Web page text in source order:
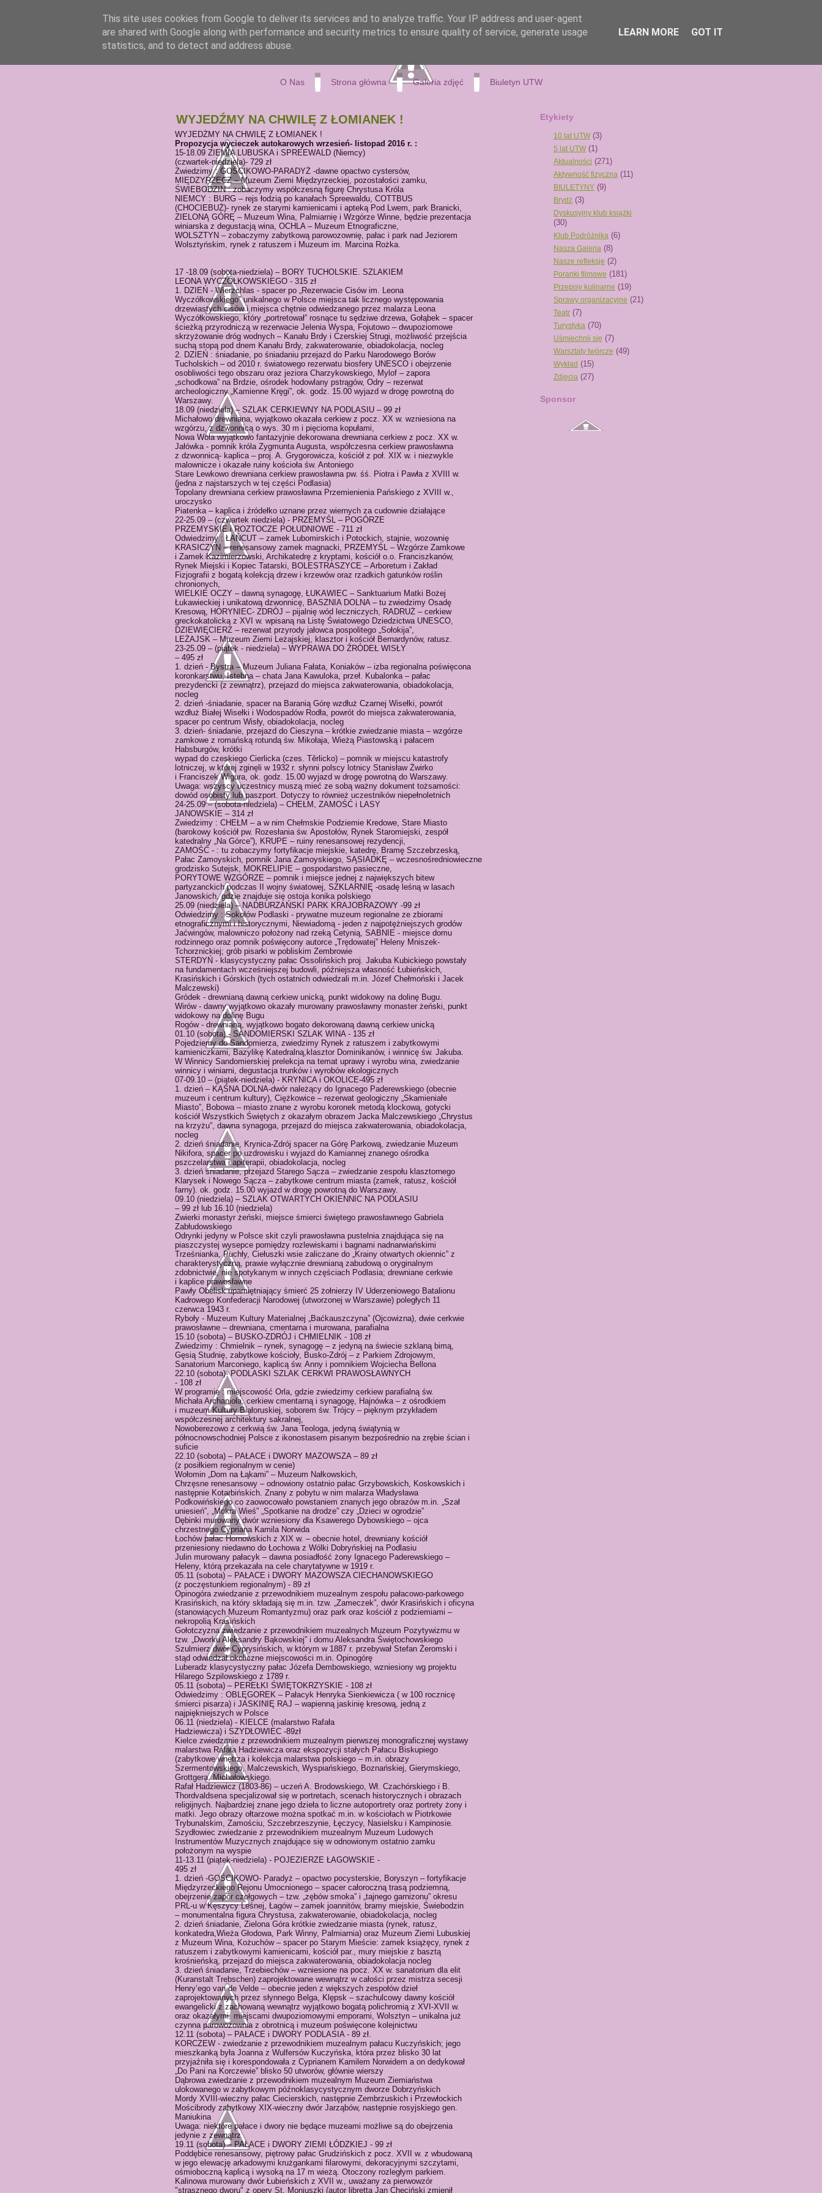
O Nas Strona główna Galeria zdjęć Biuletyn UTW
WYJEDŹMY NA CHWILĘ Z ŁOMIANEK !
WYJEDŹMY NA CHWILĘ Z ŁOMIANEK !
Propozycja wycieczek autokarowych wrzesień- listopad 2016 r. :
15-18.09 ZIEMIA LUBUSKA i SPREEWALD (Niemcy)
(czwartek-niedziela)- 729 zł
Zwiedzimy : GOŚCIKOWO-PARADYŻ -dawne opactwo cystersów,
MIĘDZYRZECZ – Muzeum Ziemi Międzyrzeckiej, pozostałości zamku,
ŚWIEBODZIN : zobaczymy współczesną figurę Chrystusa Króla
NIEMCY : BURG – rejs łodzią po kanałach Spreewaldu, COTTBUS
(CHOCIEBUŻ)- rynek ze starymi kamienicami i apteką Pod Lwem, park Branicki,
ZIELONĄ GÓRĘ – Muzeum Wina, Palmiarnię i Wzgórze Winne, będzie prezentacja
winiarska z degustacją wina, OCHLA – Muzeum Etnograficzne,
WOLSZTYN – zobaczymy zabytkową parowozownię, pałac i park nad Jeziorem
Wolsztyńskim, rynek z ratuszem i Muzeum im. Marcina Rożka.
17 -18.09 (sobota-niedziela) – BORY TUCHOLSKIE. SZLAKIEM
LEONA WYCZÓŁKOWSKIEGO - 315 zł
1. DZIEŃ - Wierzchlas - spacer po „Rezerwacie Cisów im. Leona
Wyczółkowskiego” unikalnego w Polsce miejsca tak licznego występowania
drzewiastych cisów i miejsca chętnie odwiedzanego przez malarza Leona
Wyczółkowskiego, który „portretował” rosnące tu sędziwe drzewa, Gołąbek – spacer
ścieżką przyrodniczą w rezerwacie Jelenia Wyspa, Fojutowo – dwupoziomowe
skrzyżowanie dróg wodnych – Kanału Brdy i Czerskiej Strugi, możliwość przejścia
suchą stopą pod dnem Kanału Brdy, zakwaterowanie, obiadokolacja, nocleg
2. DZIEŃ : śniadanie, po śniadaniu przejazd do Parku Narodowego Borów
Tucholskich – od 2010 r. światowego rezerwatu biosfery UNESCO i obejrzenie
osobliwości tego obszaru oraz jeziora Charzykowskiego, Mylof – zapora
„schodkowa” na Brdzie, ośrodek hodowlany pstrągów, Odry – rezerwat
archeologiczny „Kamienne Kręgi”, ok. godz. 15.00 wyjazd w drogę powrotną do
Warszawy.
18.09 (niedziela) – SZLAK CERKIEWNY NA PODLASIU – 99 zł
Michałowo drewniana, wyjątkowo okazała cerkiew z pocz. XX w. wzniesiona na
wzgórzu, z dzwonnicą o wys. 30 m i pięcioma kopułami,
Nowa Wola wyjątkowo fantazyjnie dekorowana drewniana cerkiew z pocz. XX w.
Jałówka - pomnik króla Zygmunta Augusta, współczesna cerkiew prawosławna
z dzwonnicą- kaplica – proj. A. Grygorowicza, kościół z poł. XIX w. i niezwykle
malownicze i okazałe ruiny kościoła św. Antoniego
Stare Lewkowo drewniana cerkiew prawosławna pw. śś. Piotra i Pawła z XVIII w.
(jedna z najstarszych w tej części Podlasia)
Topolany drewniana cerkiew prawosławna Przemienienia Pańskiego z XVIII w.,
uroczysko
Piatenka – kaplica i źródełko uznane przez wiernych za cudownie działające
22-25.09 – (czwartek niedziela) - PRZEMYŚL – POGÓRZE
PRZEMYSKIE i ROZTOCZE POŁUDNIOWE - 711 zł
Odwiedzimy : ŁAŃCUT – zamek Lubomirskich i Potockich, stajnie, wozownię
KRASICZYN – renesansowy zamek magnacki, PRZEMYŚL – Wzgórze Zamkowe
i Zamek Kazimierzowski, Archikatedrę z kryptami, kościół o.o. Franciszkanów,
Rynek Miejski i Kopiec Tatarski, BOLESTRASZYCE – Arboretum i Zakład
Fizjografii z bogatą kolekcją drzew i krzewów oraz rzadkich gatunków roślin
chronionych,
WIELKIE OCZY – dawną synagogę, ŁUKAWIEC – Sanktuarium Matki Bożej
Łukawieckiej i unikatową dzwonnicę, BASZNIA DOLNA – tu zwiedzimy Osadę
Kresową, HORYNIEC- ZDRÓJ – pijalnię wód leczniczych, RADRUŻ – cerkiew
greckokatolicką z XVI w. wpisaną na Listę Światowego Dziedzictwa UNESCO,
DZIEWIĘCIERZ – rezerwat przyrody jałowca pospolitego „Sołokija”,
LEŻAJSK – Muzeum Ziemi Leżajskiej, klasztor i kościół Bernardynów, ratusz.
23-25.09 – (piątek - niedziela) – WYPRAWA DO ŹRÓDEŁ WISŁY
– 495 zł
1. dzień - Bystra – Muzeum Juliana Fałata, Koniaków – izba regionalna poświęcona
koronkarstwu, Istebna – chata Jana Kawuloka, przeł. Kubalonka – pałac
prezydencki (z zewnątrz), przejazd do miejsca zakwaterowania, obiadokolacja,
nocleg
2. dzień -śniadanie, spacer na Baranią Górę wzdłuż Czarnej Wisełki, powrót
wzdłuż Białej Wisełki i Wodospadów Rodła, powrót do miejsca zakwaterowania,
spacer po centrum Wisły, obiadokolacja, nocleg
3. dzień- śniadanie, przejazd do Cieszyna – krótkie zwiedzanie miasta – wzgórze
zamkowe z romańską rotundą św. Mikołaja, Wieżą Piastowską i pałacem
Habsburgów, krótki
wypad do czeskiego Cierlicka (czes. Těrlicko) – pomnik w miejscu katastrofy
lotniczej, w której zginęli w 1932 r. słynni polscy lotnicy Stanisław Żwirko
i Franciszek Wigura, ok. godz. 15.00 wyjazd w drogę powrotną do Warszawy.
Uwaga: wszyscy uczestnicy muszą mieć ze sobą ważny dokument tożsamości:
dowód osobisty lub paszport. Dotyczy to również uczestników niepełnoletnich
24-25.09 – (sobota-niedziela) – CHEŁM, ZAMOŚĆ i LASY
JANOWSKIE – 314 zł
Zwiedzimy : CHEŁM – a w nim Chełmskie Podziemie Kredowe, Stare Miasto
(barokowy kościół pw. Rozesłania św. Apostołów, Rynek Staromiejski, zespół
katedralny „Na Górce”), KRUPE – ruiny renesansowej rezydencji,
ZAMOŚĆ - : tu zobaczymy fortyfikacje miejskie, katedrę, Bramę Szczebrzeską,
Pałac Zamoyskich, pomnik Jana Zamoyskiego, SĄSIADKĘ – wczesnośredniowieczne
grodzisko Sutejsk, MOKRELIPIE – gospodarstwo pasieczne,
PORYTOWE WZGÓRZE – pomnik i miejsce jednej z największych bitew
partyzanckich podczas II wojny światowej, SZKLARNIĘ -osadę leśną w lasach
Janowskich, gdzie znajduje się ostoja konika polskiego
25.09 (niedziela) – NADBURZAŃSKI PARK KRAJOBRAZOWY -99 zł
Odwiedzimy : Sokołów Podlaski - prywatne muzeum regionalne ze zbiorami
etnograficznymi i historycznymi, Niewiadomą - jeden z najpotężniejszych grodów
Jaćwingów, malowniczo położony nad rzeką Cetynią, SABNIE - miejsce domu
rodzinnego oraz pomnik poświęcony autorce „Trędowatej” Heleny Mniszek-
Tchorznickiej; grób pisarki w pobliskim Zembrowie
STERDYŃ - klasycystyczny pałac Ossolińskich proj. Jakuba Kubickiego powstały
na fundamentach wcześniejszej budowli, późniejsza własność Łubieńskich,
Krasińskich i Górskich (tych ostatnich odwiedzali m.in. Józef Chełmoński i Jacek
Malczewski)
Gródek - drewnianą dawną cerkiew unicką, punkt widokowy na dolinę Bugu.
Wirów - dawny wyjątkowo okazały murowany prawosławny monaster żeński, punkt
widokowy na dolinę Bugu
Rogów - drewnianą, wyjątkowo bogato dekorowaną dawną cerkiew unicką
01.10 (sobota) - SANDOMIERSKI SZLAK WINA - 135 zł
Pojedziemy do Sandomierza, zwiedzimy Rynek z ratuszem i zabytkowymi
kamieniczkami, Bazylikę Katedralną,klasztor Dominikanów, i winnicę św. Jakuba.
W Winnicy Sandomierskiej prelekcja na temat uprawy i wyrobu wina, zwiedzanie
winnicy i winiarni, degustacja trunków i wyrobów ekologicznych
07-09.10 – (piątek-niedziela) - KRYNICA i OKOLICE-495 zł
1. dzień – KĄŚNA DOLNA-dwór należący do Ignacego Paderewskiego (obecnie
muzeum i centrum kultury), Ciężkowice – rezerwat geologiczny „Skamieniałe
Miasto”, Bobowa – miasto znane z wyrobu koronek metodą klockową, gotycki
kościół Wszystkich Świętych z okazałym obrazem Jacka Malczewskiego „Chrystus
na krzyżu”, dawna synagoga, przejazd do miejsca zakwaterowania, obiadokolacja,
nocleg
2. dzień śniadanie, Krynica-Zdrój spacer na Górę Parkową, zwiedzanie Muzeum
Nikifora, spacer po uzdrowisku i wyjazd do Kamiannej znanego ośrodka
pszczelarstwa i apiterapii, obiadokolacja, nocleg
3. dzień śniadanie, przejazd Starego Sącza – zwiedzanie zespołu klasztornego
Klarysek i Nowego Sącza – zabytkowe centrum miasta (zamek, ratusz, kościół
farny). ok. godz. 15.00 wyjazd w drogę powrotną do Warszawy.
09.10 (niedziela) – SZLAK OTWARTYCH OKIENNIC NA PODLASIU
– 99 zł lub 16.10 (niedziela)
Zwierki monastyr żeński, miejsce śmierci świętego prawosławnego Gabriela
Zabłudowskiego
Odrynki jedyny w Polsce skit czyli prawosławna pustelnia znajdująca się na
piaszczystej wysepce pomiędzy rozlewiskami i bagnami nadnarwiańskimi
Trześnianka, Puchły, Ciełuszki wsie zaliczane do „Krainy otwartych okiennic” z
charakterystyczną, prawie wyłącznie drewnianą zabudową o oryginalnym
zdobnictwie, nie spotykanym w innych częściach Podlasia; drewniane cerkwie
i kaplice prawosławne
Pawły Obelisk upamiętniający śmierć 25 żołnierzy IV Uderzeniowego Batalionu
Kadrowego Konfederacji Narodowej (utworzonej w Warszawie) poległych 11
czerwca 1943 r.
Ryboły - Muzeum Kultury Materialnej „Baćkauszczyna” (Ojcowizna), dwie cerkwie
prawosławne – drewniana, cmentarna i murowana, parafialna
15.10 (sobota) – BUSKO-ZDRÓJ i CHMIELNIK - 108 zł
Zwiedzimy : Chmielnik – rynek, synagogę – z jedyną na świecie szklaną bimą,
Gęsią Studnię, zabytkowe kościoły, Busko-Zdrój – z Parkiem Zdrojowym,
Sanatorium Marconiego, kaplicą św. Anny i pomnikiem Wojciecha Bellona
22.10 (sobota)- PODLASKI SZLAK CERKWI PRAWOSŁAWNYCH
- 108 zł
W programie : miejscowość Orla, gdzie zwiedzimy cerkiew parafialną św.
Michała Archanioła, cerkiew cmentarną i synagogę, Hajnówka – z ośrodkiem
i muzeum Kultury Białoruskiej, soborem św. Trójcy – pięknym przykładem
współczesnej architektury sakralnej,
Nowoberezowo z cerkwią św. Jana Teologa, jedyną świątynią w
północnowschodniej Polsce z ikonostasem pisanym bezpośrednio na zrębie ścian i
suficie
22.10 (sobota) – PAŁACE i DWORY MAZOWSZA – 89 zł
(z posiłkiem regionalnym w cenie)
Wołomin „Dom na Łąkami” – Muzeum Nałkowskich,
Chrzęsne renesansowy – odnowiony ostatnio pałac Grzybowskich, Koskowskich i
następnie Kotarbińskich. Znany z pobytu w nim malarza Władysława
Podkowińskiego co zaowocowało powstaniem znanych jego obrazów m.in. „Szał
uniesień”, „Mokra Wieś” „Spotkanie na drodze” czy „Dzieci w ogrodzie”
Dębinki murowany dwór wzniesiony dla Ksawerego Dybowskiego – ojca
chrzestnego Cypriana Kamila Norwida
Łochów pałac Hornowskich z XIX w. – obecnie hotel, drewniany kościół
przeniesiony niedawno do Łochowa z Wólki Dobryńskiej na Podlasiu
Julin murowany pałacyk – dawna posiadłość żony Ignacego Paderewskiego –
Heleny, którą przekazała na cele charytatywne w 1919 r.
05.11 (sobota) – PAŁACE i DWORY MAZOWSZA CIECHANOWSKIEGO
(z poczęstunkiem regionalnym) - 89 zł
Opinogóra zwiedzanie z przewodnikiem muzealnym zespołu pałacowo-parkowego
Krasińskich, na który składają się m.in. tzw. „Zameczek”, dwór Krasińskich i oficyna
(stanowiących Muzeum Romantyzmu) oraz park oraz kościół z podziemiami –
nekropolią Krasińskich
Gołotczyzna zwiedzanie z przewodnikiem muzealnych Muzeum Pozytywizmu w
tzw. „Dworku Aleksandry Bąkowskiej” i domu Aleksandra Świętochowskiego
Szulmierz dwór Cyprysińskich, w którym w 1887 r. przebywał Stefan Żeromski i
stąd odwiedzał okoliczne miejscowości m.in. Opinogórę
Luberadz klasycystyczny pałac Józefa Dembowskiego, wzniesiony wg projektu
Hilarego Szpilowskiego z 1789 r.
05.11 (sobota) – PEREŁKI ŚWIĘTOKRZYSKIE - 108 zł
Odwiedzimy : OBLĘGOREK – Pałacyk Henryka Sienkiewicza ( w 100 rocznicę
śmierci pisarza) i JASKINIĘ RAJ – wapienną jaskinię kresową, jedną z
najpiękniejszych w Polsce
06.11 (niedziela) - KIELCE (malarstwo Rafała
Hadziewicza) i SZYDŁOWIEC -89zł
Kielce zwiedzanie z przewodnikiem muzealnym pierwszej monograficznej wystawy
malarstwa Rafała Hadziewicza oraz ekspozycji stałych Pałacu Biskupiego
(zabytkowe wnętrza i kolekcja malarstwa polskiego – m.in. obrazy
Szermentowskiego, Malczewskich, Wyspiańskiego, Boznańskiej, Gierymskiego,
Grottgera, Michałowskiego.
Rafał Hadziewicz (1803-86) – uczeń A. Brodowskiego, Wł. Czachórskiego i B.
Thordvaldsena specjalizował się w portretach, scenach historycznych i obrazach
religijnych. Najbardziej znane jego dzieła to liczne autoportrety oraz portrety żony i
matki. Jego obrazy ołtarzowe można spotkać m.in. w kościołach w Piotrkowie
Trybunalskim, Zamościu, Szczebrzeszynie, Łęczycy, Nasielsku i Kampinosie.
Szydłowiec zwiedzanie z przewodnikiem muzealnym Muzeum Ludowych
Instrumentów Muzycznych znajdujące się w odnowionym ostatnio zamku
położonym na wyspie
11-13.11 (piątek-niedziela) - POJEZIERZE ŁAGOWSKIE -
495 zł
1. dzień -GOŚCIKOWO- Paradyż – opactwo pocysterskie, Boryszyn – fortyfikacje
Międzyrzeckiego Rejonu Umocnionego – spacer całoroczną trasą podziemną,
obejrzenie zapór czołgowych – tzw. „zębów smoka” i „tajnego garnizonu” okresu
PRL-u w Kęszycy Leśnej, Łagów – zamek joannitów, bramy miejskie, Świebodzin
– monumentalna figura Chrystusa, zakwaterowanie, obiadokolacja, nocleg
2. dzień śniadanie, Zielona Góra krótkie zwiedzanie miasta (rynek, ratusz,
konkatedra,Wieża Głodowa, Park Winny, Palmiarnia) oraz Muzeum Ziemi Lubuskiej
z Muzeum Wina, Kożuchów – spacer po Starym Mieście: zamek książęcy, rynek z
ratuszem i zabytkowymi kamienicami, kościół par., mury miejskie z basztą
krośnieńską, przejazd do miejsca zakwaterowania, obiadokolacja nocleg
3. dzień śniadanie, Trzebiechów – wzniesione na pocz. XX w. sanatorium dla elit
(Kuranstalt Trebschen) zaprojektowane wewnątrz w całości przez mistrza secesji
Henry’ego van de Velde – obecnie jeden z większych zespołów dzieł
zaprojektowanych przez słynnego Belga, Klępsk – szachulcowy dawny kościół
ewangelicki z zachowaną wewnątrz wyjątkowo bogatą polichromią z XVI-XVII w.
oraz okazałymi, miejscami dwupoziomowymi emporami, Wolsztyn – unikalna już
czynna parowozownia z obrotnicą i muzeum poświęcone kolejnictwu
12.11 (sobota) – PAŁACE i DWORY PODLASIA - 89 zł.
KORCZEW - zwiedzanie z przewodnikiem muzealnym pałacu Kuczyńskich; jego
mieszkanką była Joanna z Wulfersów Kuczyńska, która przez blisko 30 lat
przyjaźniła się i korespondowała z Cyprianem Kamilem Norwidem a on dedykował
„Do Pani na Korczewie” blisko 50 utworów, głównie wierszy
Dąbrowa zwiedzanie z przewodnikiem muzealnym Muzeum Ziemiaństwa
ulokowanego w zabytkowym późnoklasycystycznym dworze Dobrzyńskich
Mordy XVIII-wieczny pałac Ciecierskich, następnie Zembrzuskich i Przewłockich
Mościbrody zabytkowy XIX-wieczny dwór Jarząbów, następnie rosyjskiego gen.
Maniukina
Uwaga: niektóre pałace i dwory nie będące muzeami możliwe są do obejrzenia
jedynie z zewnątrz
19.11 (sobota) – PAŁACE i DWORY ZIEMI ŁÓDZKIEJ - 99 zł
Poddębice renesansowy, piętrowy pałac Grudzińskich z pocz. XVII w. z wbudowaną
w jego elewację arkadowymi krużgankami filarowymi, dekoracyjnymi szczytami,
ośmioboczną kaplicą i wysoką na 17 m wieżą. Otoczony rozległym parkiem.
Kalinowa murowany dwór Łubieńskich z XVII w., uważany za pierwowzór
"strasznego dworu" z opery St. Moniuszki (autor libretta Jan Chęciński zmienił
Etykiety
10 lat UTW (3)
5 lat UTW (1)
Aktualności (271)
Aktywność fizyczna (11)
BIULETYNY (9)
Brydż (3)
Dyskusyjny klub książki
(30)
Klub Podróżnika (6)
Nasza Galeria (8)
Nasze refleksje (2)
Poranki filmowe (181)
Przepisy kulinarne (19)
Sprawy organizacyjne (21)
Teatr (7)
Turystyka (70)
Uśmiechnij się (7)
Warsztaty twórcze (49)
Wykład (15)
Zdjęcia (27)
Sponsor
This site uses cookies from Google to deliver its services and to analyze traffic. Your IP address and user-agent
are shared with Google along with performance and security metrics to ensure quality of service, generate usage
statistics, and to detect and address abuse.
LEARN MORE GOT IT